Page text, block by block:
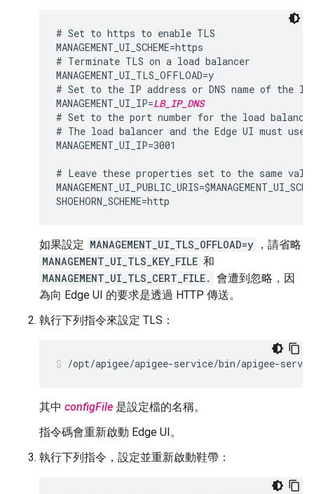
# Set to https to enable TLS
MANAGEMENT_UI_SCHEME=https
# Terminate TLS on a load balancer
MANAGEMENT_UI_TLS_OFFLOAD=y
# Set to the IP address or DNS name of the
MANAGEMENT_UI_IP=LB_IP_DNS
# Set to the port number for the load
# The load balancer and the Edge UI must use
MANAGEMENT_UI_IP=3001
# Leave these properties set to the same
如果設定 MANAGEMENT_UI_TLS_OFFLOAD=y ，請省略
MANAGEMENT_UI_TLS_KEY_FILE 和
MANAGEMENT_UI_TLS_CERT_FILE. 會遭到忽略，因
為向 Edge UI 的要求是透過 HTTP 傳送。
執行下列指令來設定 TLS：
/opt/apigee/apigee-service/bin/apigee-
其中 configFile 是設定檔的名稱。
指令碼會重新啟動 Edge UI。
執行下列指令，設定並重新啟動鞋帶：